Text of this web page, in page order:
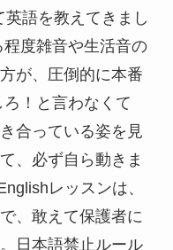
語を教えてきまし
度雑音や生活音の
が、圧倒的に本番
！と言わなくて
合っている姿を見
、必ず自ら動きま
レッスンは、
、敢えて保護者に
日本語禁止ルール